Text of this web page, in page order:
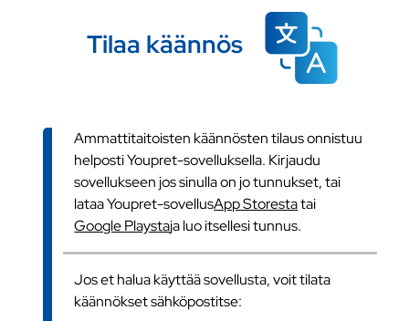
Tilaa käännös
Ammattitaitoisten käännösten tilaus onnistuu
helposti Youpret-sovelluksella. Kirjaudu
sovellukseen jos sinulla on jo tunnukset, tai
lataa Youpret-sovellusApp Storestatai
Google Playstaja luo itsellesi tunnus.
Jos et halua käyttää sovellusta, voit tilata
käännökset sähköpostitse: